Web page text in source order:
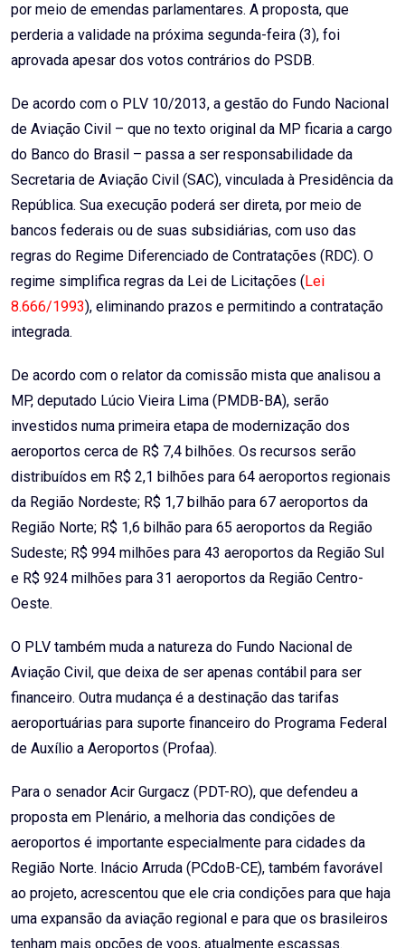
por meio de emendas parlamentares. A proposta, que
perderia a validade na próxima segunda-feira (3), foi
aprovada apesar dos votos contrários do PSDB.
De acordo com o PLV 10/2013, a gestão do Fundo Nacional
de Aviação Civil – que no texto original da MP ficaria a cargo
do Banco do Brasil – passa a ser responsabilidade da
Secretaria de Aviação Civil (SAC), vinculada à Presidência da
República. Sua execução poderá ser direta, por meio de
bancos federais ou de suas subsidiárias, com uso das
regras do Regime Diferenciado de Contratações (RDC). O
regime simplifica regras da Lei de Licitações ( Lei
8.666/1993), eliminando prazos e permitindo a contratação
integrada.
De acordo com o relator da comissão mista que analisou a
MP, deputado Lúcio Vieira Lima (PMDB-BA), serão
investidos numa primeira etapa de modernização dos
aeroportos cerca de R$ 7,4 bilhões. Os recursos serão
distribuídos em R$ 2,1 bilhões para 64 aeroportos regionais
da Região Nordeste; R$ 1,7 bilhão para 67 aeroportos da
Região Norte; R$ 1,6 bilhão para 65 aeroportos da Região
Sudeste; R$ 994 milhões para 43 aeroportos da Região Sul
e R$ 924 milhões para 31 aeroportos da Região Centro-
Oeste.
O PLV também muda a natureza do Fundo Nacional de
Aviação Civil, que deixa de ser apenas contábil para ser
financeiro. Outra mudança é a destinação das tarifas
aeroportuárias para suporte financeiro do Programa Federal
de Auxílio a Aeroportos (Profaa).
Para o senador Acir Gurgacz (PDT-RO), que defendeu a
proposta em Plenário, a melhoria das condições de
aeroportos é importante especialmente para cidades da
Região Norte. Inácio Arruda (PCdoB-CE), também favorável
ao projeto, acrescentou que ele cria condições para que haja
uma expansão da aviação regional e para que os brasileiros
tenham mais opções de voos, atualmente escassas.